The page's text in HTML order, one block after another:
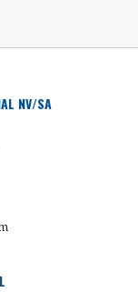
NV/SA